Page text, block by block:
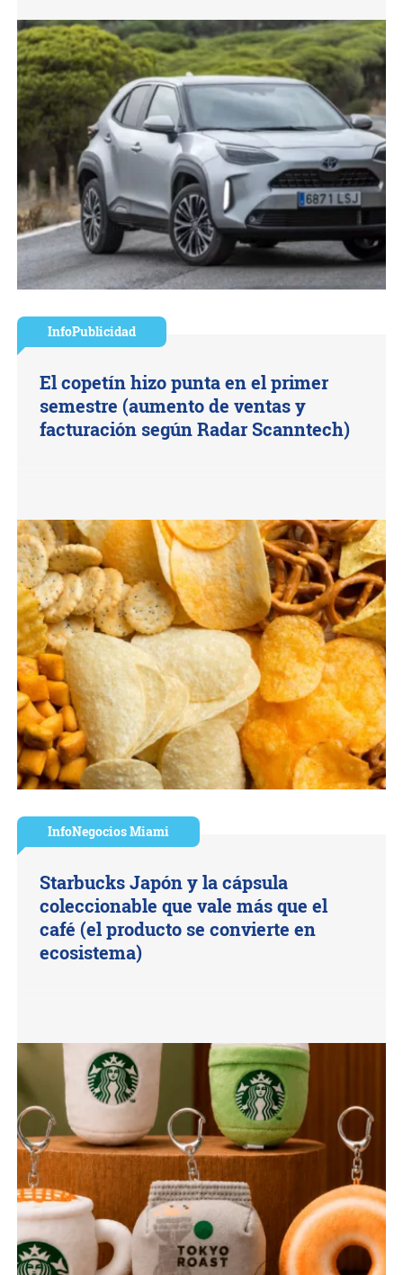
InfoPublicidad
El copetín hizo punta en el primer
semestre (aumento de ventas y
facturación según Radar Scanntech)
InfoNegocios Miami
Starbucks Japón y la cápsula
coleccionable que vale más que el
café (el producto se convierte en
ecosistema)